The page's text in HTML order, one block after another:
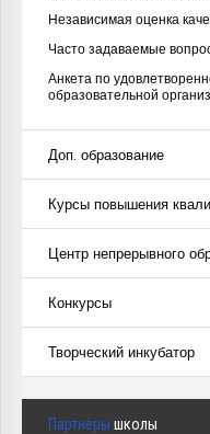
Независимая оценка
Часто задаваемые
Анкета по
образовательной
Доп. образование
Курсы повышения
Центр непрерывного
Конкурсы
Творческий инкубатор
Партнёры школы